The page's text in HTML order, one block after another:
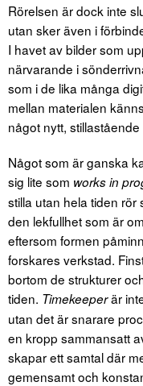
Rörelsen är dock inte
utan sker även i
I havet av bilder som
närvarande i
som i de lika många
mellan materialen
något nytt,
Något som är ganska
sig lite som works in
stilla utan hela tiden rör
den lekfullhet som är
eftersom formen
forskares verkstad.
bortom de strukturer
tiden. Timekeeperär
utan det är snarare
en kropp sammansatt
skapar ett samtal där
gemensamt och